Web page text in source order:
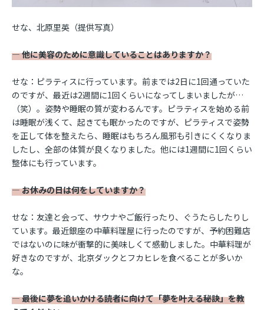
せな、北原里英（提供写真）
― 他に美容のために意識していることはありますか？
せな：ピラティスに行っています。前までは2日に1回通っていた
のですが、最近は2週間に1回くらいになってしまいましたが…
（笑）。姿勢や睡眠の質が変わるんです。ピラティスを始める前
は睡眠が浅くて、起きても眠かったのですが、ピラティスで姿勢
を正して体を整えたら、睡眠はもちろん風邪も引きにくくなりま
したし、全部の体質が良くなりました。他には1週間に1回くらい
整体にも行っています。
― お休みの日は何をしていますか？
せな：友達と会って、サウナやご飯行ったり、ぐうたらしたりし
ています。最近銀座の中華料理屋に行ったのですが、予約困難店
ではないのに味が衝撃的に美味しくて感動しました。中華料理が
好きなのですが、北京ダックとフカヒレを食べることが多いか
な。
― 最後に夢を追いかける読者に向けて「夢を叶える秘訣」を教